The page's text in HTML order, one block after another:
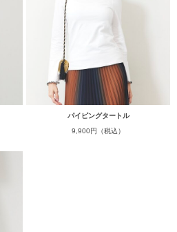
パイピングタートル
9,900円（税込）